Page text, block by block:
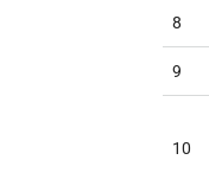
8
9
10